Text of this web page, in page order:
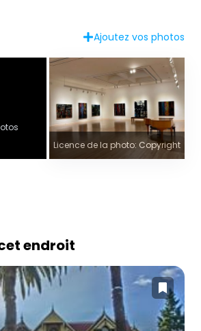
Ajoutez vos photos
Licence de la photo: Copyright
endroit